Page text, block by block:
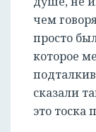
чем
просто
которое
сказали
это тоска